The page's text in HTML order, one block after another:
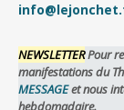
NEWSLETTERPour
manifestations du
MESSAGEet nous
hebdomadaire.